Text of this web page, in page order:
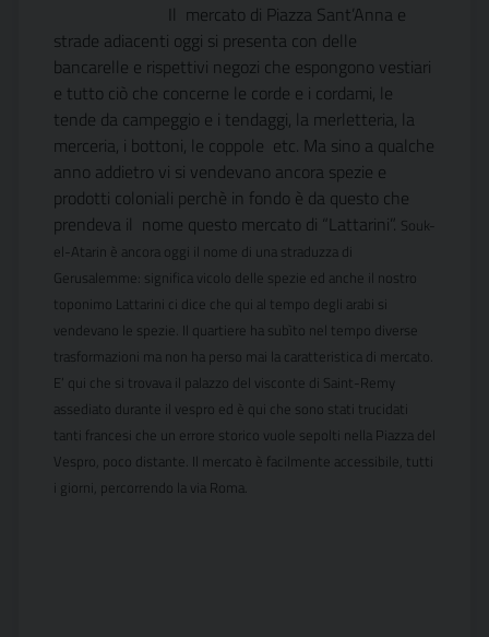
Il mercato di Piazza Sant’Anna e
strade adiacenti oggi si presenta con delle
bancarelle e rispettivi negozi che espongono vestiari
e tutto ciò che concerne le corde e i cordami, le
tende da campeggio e i tendaggi, la merletteria, la
merceria, i bottoni, le coppole etc. Ma sino a qualche
anno addietro vi si vendevano ancora spezie e
prodotti coloniali perchè in fondo è da questo che
prendeva il nome questo mercato di “Lattarini”. Souk-
el-Atarin è ancora oggi il nome di una straduzza di
Gerusalemme: significa vicolo delle spezie ed anche il nostro
toponimo Lattarini ci dice che qui al tempo degli arabi si
vendevano le spezie. Il quartiere ha subìto nel tempo diverse
trasformazioni ma non ha perso mai la caratteristica di mercato.
E’ qui che si trovava il palazzo del visconte di Saint-Remy
assediato durante il vespro ed è qui che sono stati trucidati
tanti francesi che un errore storico vuole sepolti nella Piazza del
Vespro, poco distante. Il mercato è facilmente accessibile, tutti
i giorni, percorrendo la via Roma.